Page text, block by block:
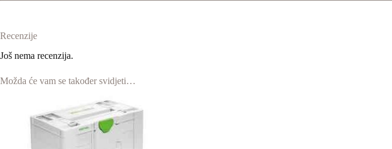
Recenzije
Još nema recenzija.
Možda će vam se također svidjeti…